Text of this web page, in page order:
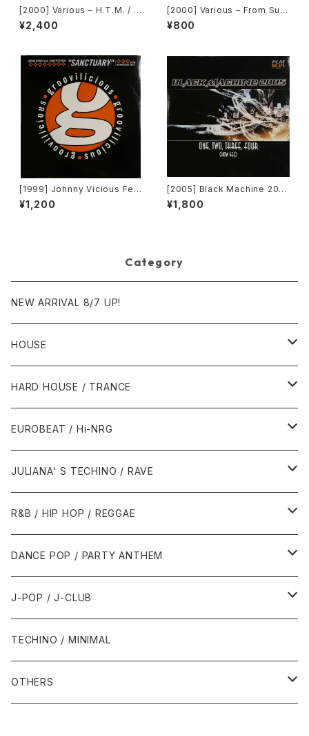
[2000] Various – H.T.M. / B
ack To "Disco" Request 0
0.00.13 [Avex Trax]
¥2,400
[2000] Various – From Sup
er Dance Freak Vol. 83 / B
ack To The "Disco" ~私もD
¥800
[1999] Johnny Vicious Fea
t. Dangerous Dave – Sanct
uary [Groovilicious]
¥1,200
[2005] Black Machine 200
5 – One, Two, Three, Four
(How Gee) [PLM Records]
¥1,800
Category
NEW ARRIVAL 8/7 UP!
HOUSE
1980年代
1987年・以前
1988年
1990年代
1990年
1991年
1995年
1996年
2000年代
2000年
2001年
2005年
2010年代
2010年
2011年
HARD HOUSE / TRANCE
1990年代
1994年・以前
1995年
1999年
2000年代
2000年
2001年
2005年
EUROBEAT / Hi-NRG
1980年代
1986年・以前
1987年
1990年代
1990年
1991年
2000年代
JULIANA' S TECHINO / RAVE
1990年代
1990年
1991年
2000年代
2000年
2001年
R&B / HIP HOP / REGGAE
1980年代
1985年・以前
1986年
1990年代
1990年
1991年
2000年代
2000年
DANCE POP / PARTY ANTHEM
1980年代
1988年・以前
1989年
1990年代
1990年
2000年代
J-POP / J-CLUB
1980年代
1990年代
TECHINO / MINIMAL
OTHERS